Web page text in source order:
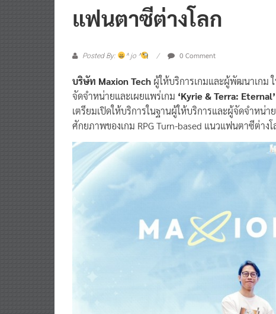
แฟนตาซีต่างโลก
Posted By: ^ jo ^ 0 Comment
บริษัท Maxion Tech ผู้ให้บริการเกมและผู้พัฒนาเกม
จัดจำหน่ายและเผยแพร่เกม ‘Kyrie & Terra: Eternal’
เตรียมเปิดให้บริการในฐานผู้ให้บริการและผู้จัดจำหน่
ศักยภาพของเกม RPG Turn-based แนวแฟนตาซีต่างโ